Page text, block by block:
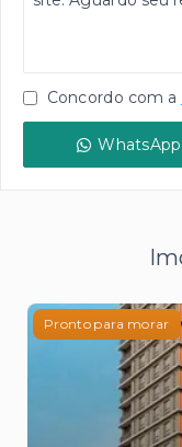
Concordo com a
WhatsApp
Pronto para morar